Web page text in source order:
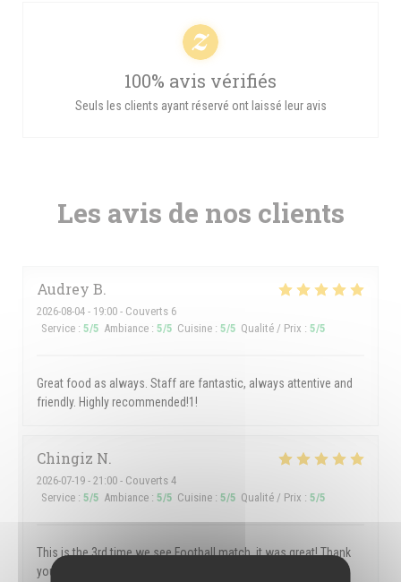
Les avis de nos clients
Audrey B
2026-08-04 - 19:00 - Couverts 6
Service : 5/5 Ambiance : 5/5 Cuisine : 5/5 Qualité / Prix : 5/5
Great food as always. Staff are fantastic, always attentive and
friendly. Highly recommended!1!
Chingiz N
2026-07-19 - 21:00 - Couverts 4
Service : 5/5 Ambiance : 5/5 Cuisine : 5/5 Qualité / Prix : 5/5
This is the 3rd time we see Football match, it was great! Thank
you! Good atmosphere, good food and very gentle and kind
100% avis vérifiés
Seuls les clients ayant réservé ont laissé leur avis